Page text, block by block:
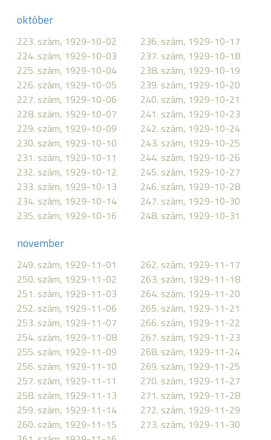
október
223. szám, 1929-10-02
224. szám, 1929-10-03
225. szám, 1929-10-04
226. szám, 1929-10-05
227. szám, 1929-10-06
228. szám, 1929-10-07
229. szám, 1929-10-09
230. szám, 1929-10-10
231. szám, 1929-10-11
232. szám, 1929-10-12
233. szám, 1929-10-13
234. szám, 1929-10-14
235. szám, 1929-10-16
236. szám, 1929-10-17
237. szám, 1929-10-18
238. szám, 1929-10-19
239. szám, 1929-10-20
240. szám, 1929-10-21
241. szám, 1929-10-23
242. szám, 1929-10-24
243. szám, 1929-10-25
244. szám, 1929-10-26
245. szám, 1929-10-27
246. szám, 1929-10-28
247. szám, 1929-10-30
248. szám, 1929-10-31
november
249. szám, 1929-11-01
250. szám, 1929-11-02
251. szám, 1929-11-03
252. szám, 1929-11-06
253. szám, 1929-11-07
254. szám, 1929-11-08
255. szám, 1929-11-09
256. szám, 1929-11-10
257. szám, 1929-11-11
258. szám, 1929-11-13
259. szám, 1929-11-14
260. szám, 1929-11-15
262. szám, 1929-11-17
263. szám, 1929-11-18
264. szám, 1929-11-20
265. szám, 1929-11-21
266. szám, 1929-11-22
267. szám, 1929-11-23
268. szám, 1929-11-24
269. szám, 1929-11-25
270. szám, 1929-11-27
271. szám, 1929-11-28
272. szám, 1929-11-29
273. szám, 1929-11-30